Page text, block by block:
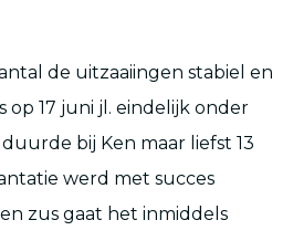
de uitzaaiingen stabiel en
op 17 juni jl. eindelijk onder
bij Ken maar liefst 13
werd met succes
zus gaat het inmiddels